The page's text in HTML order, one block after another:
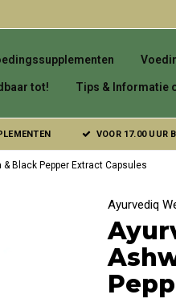
tot! Tips & Informatie
VOOR 17.00 UUR
Black Pepper Extract Capsules
Ayurvediq